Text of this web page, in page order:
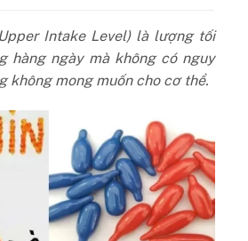
Intake Level) là lượng tối
hàng ngày mà không có nguy
không mong muốn cho cơ thể.